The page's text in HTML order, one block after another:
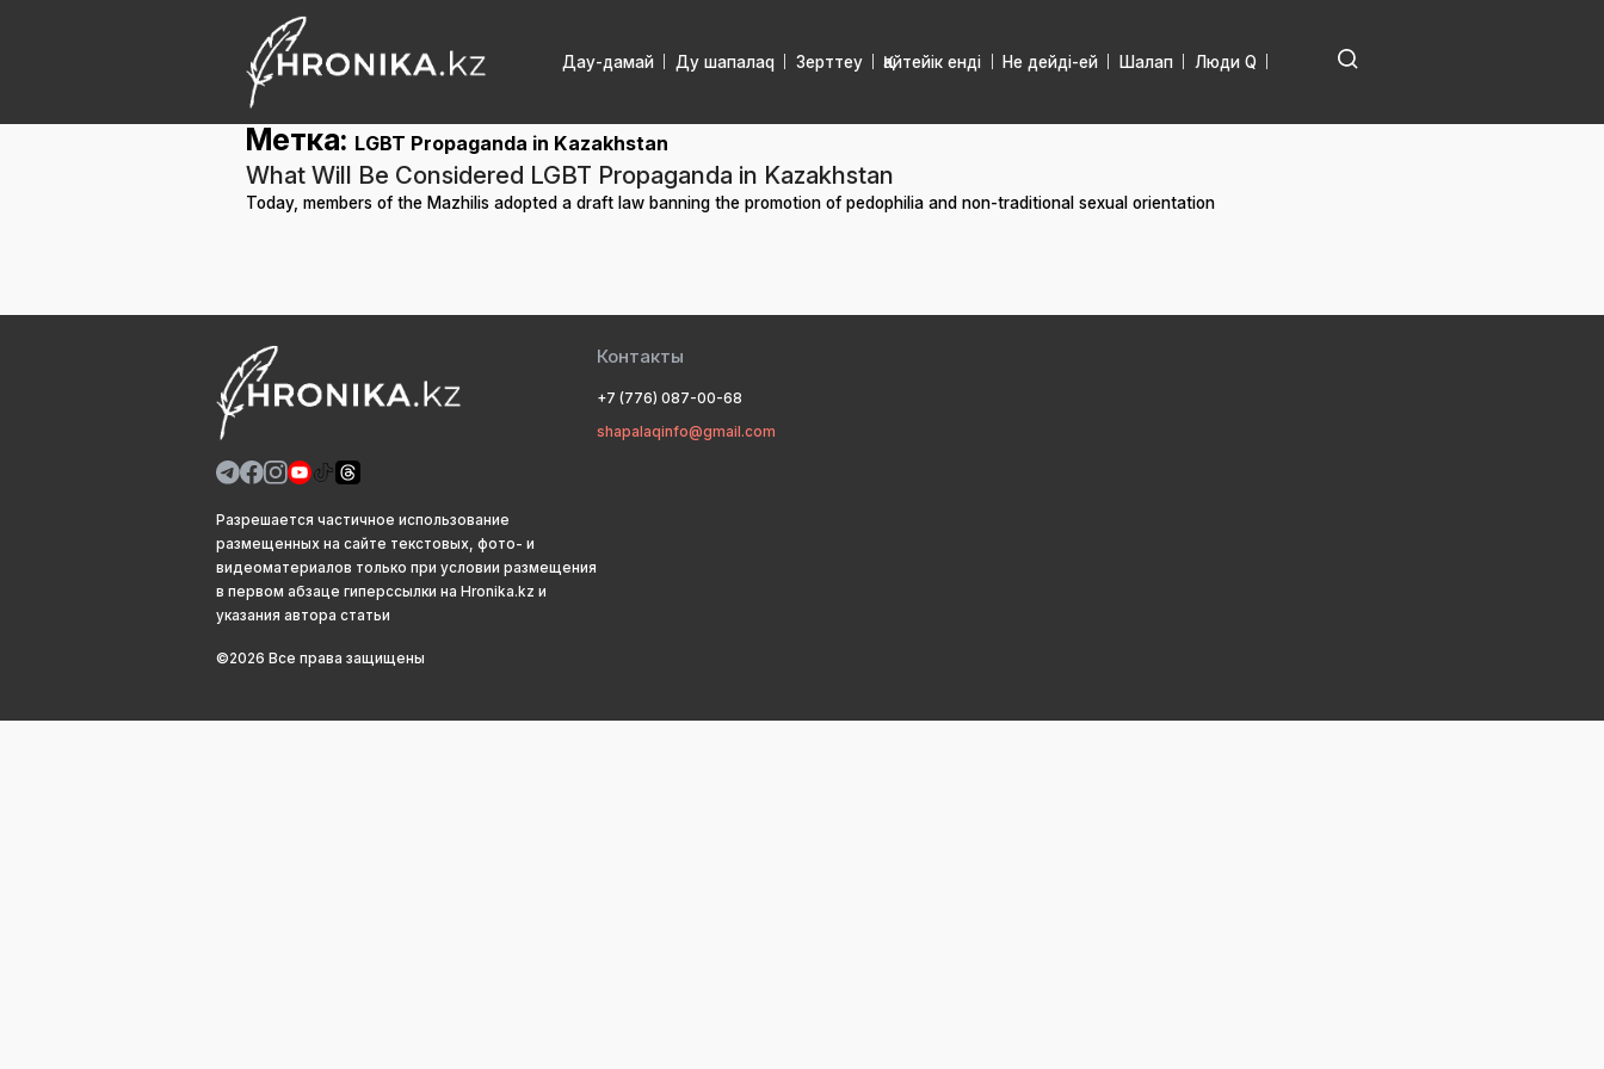
Дау-дамай Ду шапалаq Зерттеу Қайтейік енді Не дейді-ей Шалап Люди Q
Метка: LGBT Propaganda in Kazakhstan
What Will Be Considered LGBT Propaganda in Kazakhstan
Today, members of the Mazhilis adopted a draft law banning the promotion of pedophilia and non-traditional sexual orientation
Разрешается частичное использование
размещенных на сайте текстовых, фото- и
видеоматериалов только при условии размещения
в первом абзаце гиперссылки на Hronika.kz и
указания автора статьи
©2026 Все права защищены
Контакты
+7 (776) 087-00-68
shapalaqinfo@gmail.com